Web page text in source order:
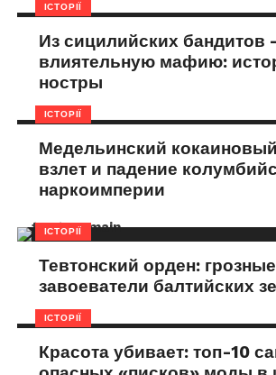
ІСТОРІЇ
Из сицилийских
влиятельную мафию:
ностры
ІСТОРІЇ
Медельинский
взлет и падение
наркоимперии
ІСТОРІЇ
Тевтонский орден: грозные
завоеватели балтийских
ІСТОРІЇ
Красота убивает: топ-10